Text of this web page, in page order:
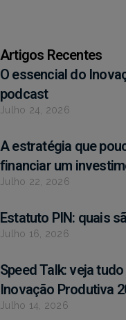
Artigos Recentes
O essencial do
podcast
Julho 24, 2026
A estratégia que
financiar um
Julho 22, 2026
Estatuto PIN: quais
Julho 16, 2026
Speed Talk: veja
Inovação Produtiva
Julho 14, 2026